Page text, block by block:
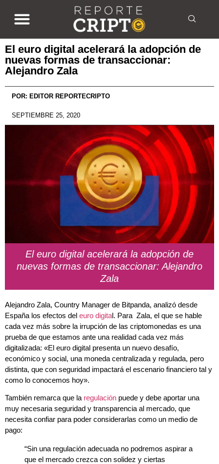
El euro digital acelerará la adopción de
nuevas formas de transaccionar:
Alejandro Zala
POR: EDITOR REPORTECRIPTO
SEPTIEMBRE 25, 2020
El euro digital acelerará la adopción de
nuevas formas de transaccionar: Alejandro
Zala
Alejandro Zala, Country Manager de Bitpanda, analizó desde
España los efectos del euro digital. Para Zala, el que se hable
cada vez más sobre la irrupción de las criptomonedas es una
prueba de que estamos ante una realidad cada vez más
digitalizada: «El euro digital presenta un nuevo desafío,
económico y social, una moneda centralizada y regulada, pero
distinta, que con seguridad impactará el escenario financiero tal y
como lo conocemos hoy».
También remarca que la regulación puede y debe aportar una
muy necesaria seguridad y transparencia al mercado, que
necesita confiar para poder considerarlas como un medio de
pago:
“Sin una regulación adecuada no podremos aspirar a
que el mercado crezca con solidez y ciertas